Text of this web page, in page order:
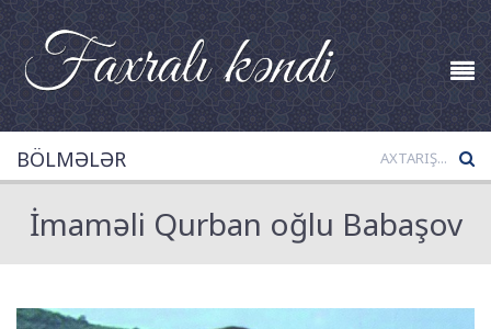
BÖLMƏLƏR
İmaməli Qurban oğlu Babaşov